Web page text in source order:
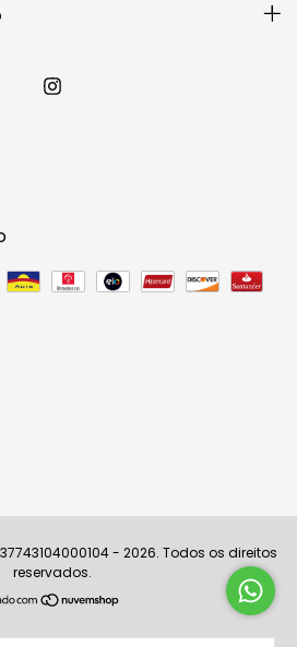
- 2026. Todos os direitos
reservados.